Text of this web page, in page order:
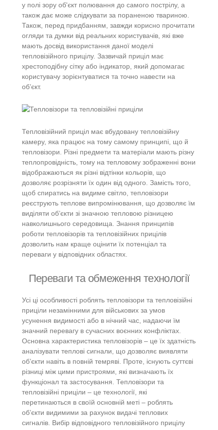
у полі зору об'єкт полювання до самого пострілу, а
також дає може слідкувати за пораненою твариною.
Також, перед придбанням, завжди корисно прочитати
огляди та думки від реальних користувачів, які вже
мають досвід використання даної моделі
тепловізійного прицілу. Зазвичай приціл має
хрестоподібну сітку або індикатор, який допомагає
користувачу зорієнтуватися та точно навести на
об’єкт.
Тепловізійний приціл має вбудовану тепловізійну
камеру, яка працює на тому самому принципі, що й
тепловізори. Різні предмети та матеріали мають різну
теплопровідність, тому на тепловому зображенні вони
відображаються як різні відтінки кольорів, що
дозволяє розрізняти їх один від одного. Замість того,
щоб спиратись на видиме світло, тепловізори
реєструють теплове випромінювання, що дозволяє їм
виділяти об’єкти зі значною тепловою різницею
навколишнього середовища. Знання принципів
роботи тепловізорів та тепловізійних прицілів
дозволить нам краще оцінити їх потенціал та
переваги у відповідних областях.
Переваги та обмеження технології
Усі ці особливості роблять тепловізори та тепловізійні
приціли незамінними для військових за умов
усунення видимості або в нічний час, надаючи їм
значний перевагу в сучасних воєнних конфліктах.
Основна характеристика тепловізорів – це їх здатність
аналізувати теплові сигнали, що дозволяє виявляти
об’єкти навіть в повній темряві. Проте, існують суттєві
різниці між цими пристроями, які визначають їх
функціонал та застосування. Тепловізори та
тепловізійні приціли – це технології, які
перетинаються в своїй основній меті – роблять
об’єкти видимими за рахунок видачі теплових
сигналів. Вибір відповідного тепловізійного прицілу